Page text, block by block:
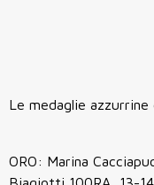
Le medaglie azzurrine
ORO: Marina